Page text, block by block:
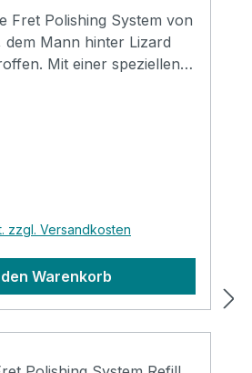
Fret Polishing System von
dem Mann hinter Lizard
Mit einer speziellen
zzgl. Versandkosten
Warenkorb